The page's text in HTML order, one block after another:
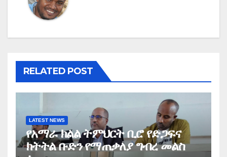
RELATED POST
LATEST NEWS
የአማራ ክልል ትምህርት ቢሮ የድጋፍና
ክትትል ቡድን የማጠቃለያ ግብረ መልስ